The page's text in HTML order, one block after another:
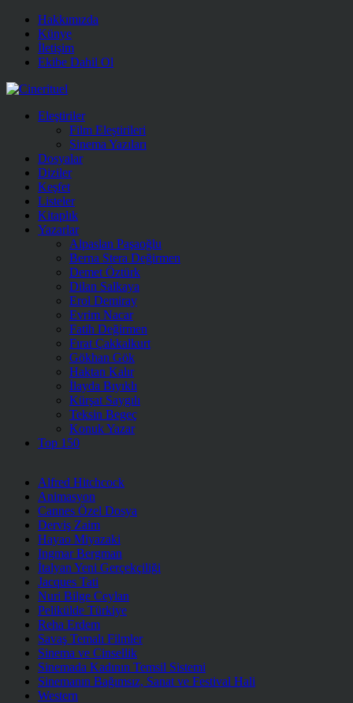
Hakkımızda
Künye
İletişim
Ekibe Dahil Ol
Eleştiriler
Film Eleştirileri
Sinema Yazıları
Dosyalar
Diziler
Keşfet
Listeler
Kitaplık
Yazarlar
Alpaslan Paşaoğlu
Berna Stera Değirmen
Demet Öztürk
Dilan Salkaya
Erol Demiray
Evrim Nacar
Fatih Değirmen
Fırat Çakkalkurt
Gökhan Gök
Haktan Kalır
İlayda Bıyıklı
Kürşat Saygılı
Teksin Begeç
Konuk Yazar
Top 150
Alfred Hitchcock
Animasyon
Cannes Özel Dosya
Derviş Zaim
Hayao Miyazaki
Ingmar Bergman
İtalyan Yeni Gerçekçiliği
Jacques Tati
Nuri Bilge Ceylan
Pelikülde Türkiye
Reha Erdem
Savaş Temalı Filmler
Sinema ve Cinsellik
Sinemada Kadının Temsil Sistemi
Sinemanın Bağımsız, Sanat ve Festival Hali
Western